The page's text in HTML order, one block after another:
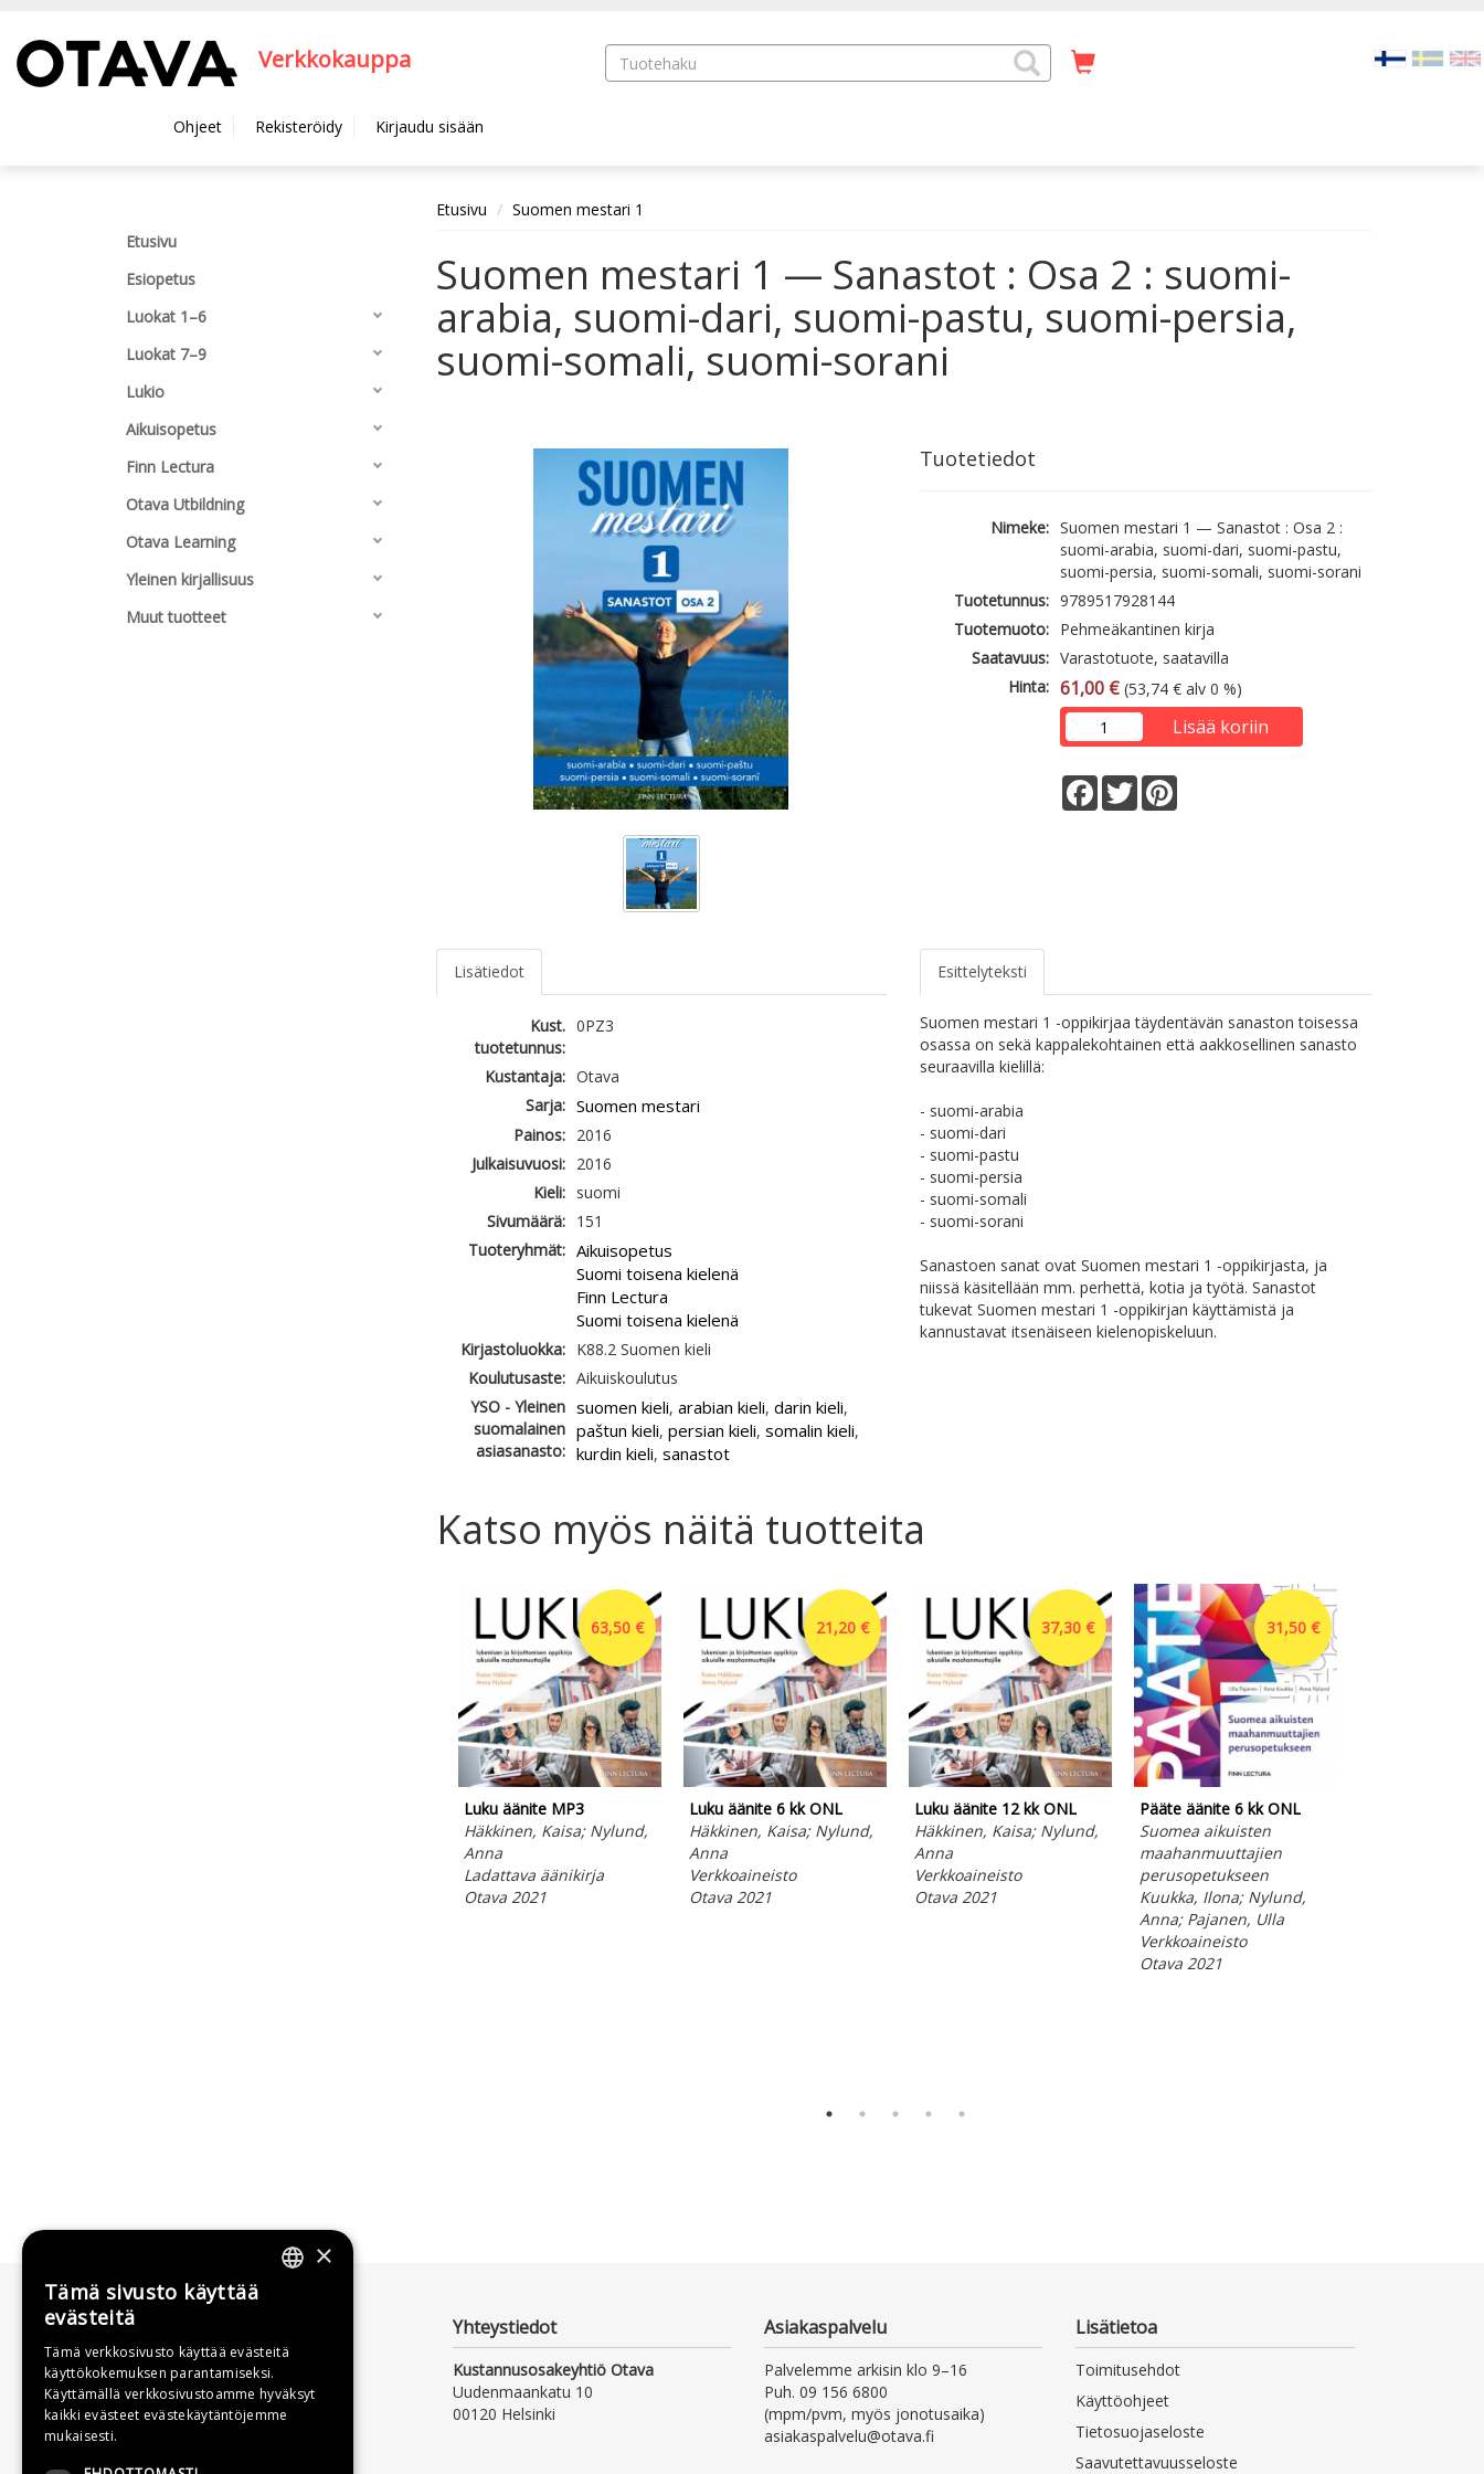
Verkkokauppa
Ohjeet Rekisteröidy Kirjaudu sisään
Etusivu
Esiopetus
Luokat 1–6
Luokat 7–9
Lukio
Aikuisopetus
Finn Lectura
Otava Utbildning
Otava Learning
Yleinen kirjallisuus
Muut tuotteet
Etusivu Suomen mestari 1
Suomen mestari 1 — Sanastot : Osa 2 : suomi-
arabia, suomi-dari, suomi-pastu, suomi-persia,
suomi-somali, suomi-sorani
Tuotetiedot
Nimeke: Suomen mestari 1 — Sanastot : Osa 2 :
suomi-arabia, suomi-dari, suomi-pastu,
suomi-persia, suomi-somali, suomi-sorani
Tuotetunnus: 9789517928144
Tuotemuoto: Pehmeäkantinen kirja
Saatavuus: Varastotuote, saatavilla
Hinta: 61,00 € (53,74 € alv 0 %)
Lisää koriin
Facebook
Twitter
Lisätiedot
Kust.
tuotetunnus:
0PZ3
Kustantaja: Otava
Sarja: Suomen mestari
Painos:
2016
Julkaisuvuosi:
2016
Kieli:
suomi
Sivumäärä:
151
Tuoteryhmät: Aikuisopetus
Suomi toisena kielenä
Finn Lectura
Suomi toisena kielenä
Kirjastoluokka:
K88.2 Suomen kieli
Koulutusaste: Aikuiskoulutus
YSO - Yleinen
suomalainen
asiasanasto:
suomen kieli, arabian kieli, darin kieli,
paštun kieli, persian kieli, somalin kieli,
kurdin kieli, sanastot
Esittelyteksti
Suomen mestari 1 -oppikirjaa täydentävän sanaston toisessa
osassa on sekä kappalekohtainen että aakkosellinen sanasto
seuraavilla kielillä:
- suomi-arabia
- suomi-dari
- suomi-pastu
- suomi-persia
- suomi-somali
- suomi-sorani
Sanastoen sanat ovat Suomen mestari 1 -oppikirjasta, ja
niissä käsitellään mm. perhettä, kotia ja työtä. Sanastot
tukevat Suomen mestari 1 -oppikirjan käyttämistä ja
kannustavat itsenäiseen kielenopiskeluun.
Katso myös näitä tuotteita
63,50 €
Luku äänite MP3
Häkkinen, Kaisa; Nylund,
Anna
Ladattava äänikirja
Otava 2021
21,20 €
Luku äänite 6 kk ONL
Häkkinen, Kaisa; Nylund,
Anna
Verkkoaineisto
Otava 2021
37,30 €
Luku äänite 12 kk ONL
Häkkinen, Kaisa; Nylund,
Anna
Verkkoaineisto
Otava 2021
31,50 €
Pääte äänite 6 kk ONL
Suomea aikuisten
maahanmuuttajien
perusopetukseen
Kuukka, Ilona; Nylund,
Anna; Pajanen, Ulla
Verkkoaineisto
Otava 2021
Yhteystiedot
Kustannusosakeyhtiö Otava
Uudenmaankatu 10
00120 Helsinki
Asiakaspalvelu
Palvelemme arkisin klo 9–16
Puh. 09 156 6800
(mpm/pvm, myös jonotusaika)
asiakaspalvelu@otava.fi
Lisätietoa
Toimitusehdot
Käyttöohjeet
Tietosuojaseloste
Saavutettavuusseloste
×
Tämä sivusto käyttää
evästeitä
Tämä verkkosivusto käyttää evästeitä
käyttökokemuksen parantamiseksi.
Käyttämällä verkkosivustoamme hyväksyt
kaikki evästeet evästekäytäntöjemme
mukaisesti.